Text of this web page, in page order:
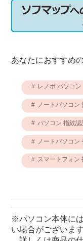
あなたにおすすめ
レノボ パソコン
ノートパソコン
パソコン 指紋認
ノートパソコン
スマートフォン
※パソコン本体に
い場合がございます